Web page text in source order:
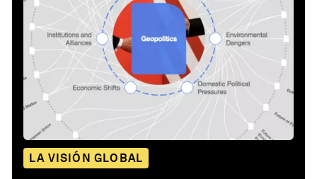
LA VISIÓN GLOBAL